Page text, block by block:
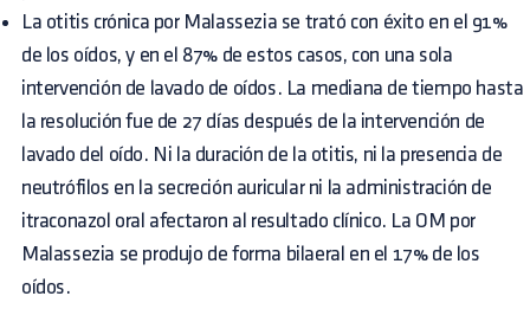
La otitis crónica por Malassezia se trató con éxito en el 91%
de los oídos, y en el 87% de estos casos, con una sola
intervención de lavado de oídos. La mediana de tiempo hasta
la resolución fue de 27 días después de la intervención de
lavado del oído. Ni la duración de la otitis, ni la presencia de
neutrófilos en la secreción auricular ni la administración de
itraconazol oral afectaron al resultado clínico. La OM por
Malassezia se produjo de forma bilaeral en el 17% de los
oídos.